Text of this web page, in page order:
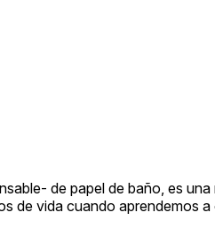
de papel de baño, es
de vida cuando aprendemos